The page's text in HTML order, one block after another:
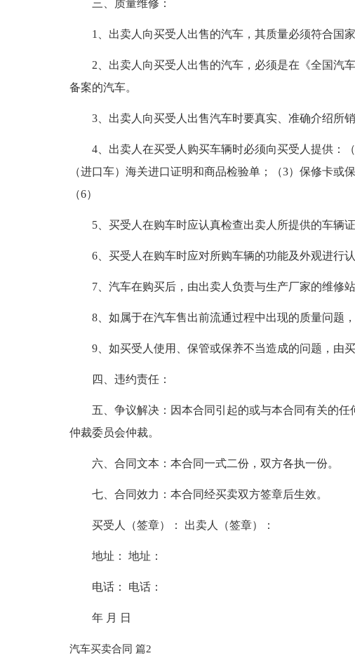
三、质量维修：
1、出卖人向买受人出售的汽车，其质量必须符合国
2、出卖人向买受人出售的汽车，必须是在《全国汽
备案的汽车。
3、出卖人向买受人出售汽车时要真实、准确介绍所
4、出卖人在买受人购买车辆时必须向买受人提供：
（进口车）海关进口证明和商品检验单；（3）保修卡或
（6）
5、买受人在购车时应认真检查出卖人所提供的车辆
6、买受人在购车时应对所购车辆的功能及外观进行认
7、汽车在购买后，由出卖人负责与生产厂家的维修站
8、如属于在汽车售出前流通过程中出现的质量问题
9、如买受人使用、保管或保养不当造成的问题，由买
四、违约责任：
五、争议解决：因本合同引起的或与本合同有关的
仲裁委员会仲裁。
六、合同文本：本合同一式二份，双方各执一份。
七、合同效力：本合同经买卖双方签章后生效。
买受人（签章）： 出卖人（签章）：
地址： 地址：
电话： 电话：
年 月 日
汽车买卖合同 篇2